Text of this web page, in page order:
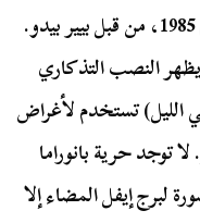
لكن أضواء برج إيفل تم تركيبها في عام 1985، من قبل بيير بيدو.
النصب التذكاري
الليل) تستخدم لأغراض
توجد حرية بانوراما
لبرج إيفل المضاء إلا